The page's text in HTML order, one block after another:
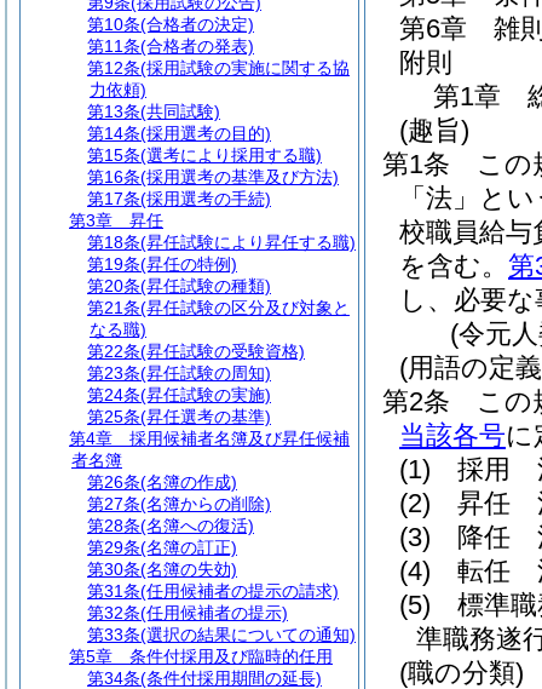
第6章
雑
附則
第1章
(趣旨)
第1条
この
「法」と
校職員給与
を含む。 第
し、必要
(令元
(用語の定
第2条
この
当該各号に
(1)
採用
(2)
昇任
(3)
降任
(4)
転任
(5)
標準
準職務遂
(職の分類)
第10条(合格者の決定)
第11条(合格者の発表)
第12条(採用試験の実施に関する協
力依頼)
第13条(共同試験)
第14条(採用選考の目的)
第15条(選考により採用する職)
第16条(採用選考の基準及び方法)
第17条(採用選考の手続)
第3章
昇任
第18条(昇任試験により昇任する職)
第19条(昇任の特例)
第20条(昇任試験の種類)
第21条(昇任試験の区分及び対象と
なる職)
第22条(昇任試験の受験資格)
第23条(昇任試験の周知)
第24条(昇任試験の実施)
第25条(昇任選考の基準)
第4章
採用候補者名簿及び昇任候補
者名簿
第26条(名簿の作成)
第27条(名簿からの削除)
第28条(名簿への復活)
第29条(名簿の訂正)
第30条(名簿の失効)
第31条(任用候補者の提示の請求)
第32条(任用候補者の提示)
第33条(選択の結果についての通知)
第5章
条件付採用及び臨時的任用
第34条(条件付採用期間の延長)